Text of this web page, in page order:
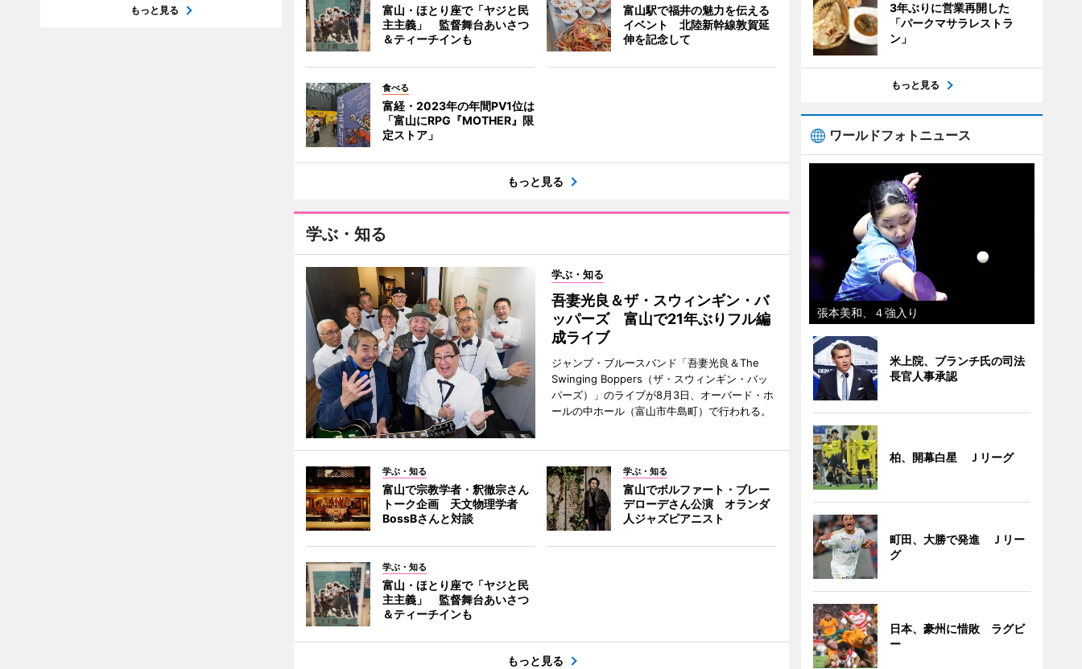
富山・ほとり座で「ヤジと民
主主義」 監督舞台あいさつ
＆ティーチインも
富山駅で福井の魅力を伝える
イベント 北陸新幹線敦賀延
伸を記念して
食べる
富経・2023年の年間PV1位は
「富山にRPG『MOTHER』限
定ストア」
もっと見る
学ぶ・知る
学ぶ・知る
吾妻光良＆ザ・スウィンギン・バ
ッパーズ 富山で21年ぶりフル編
成ライブ
ジャンプ・ブルースバンド「吾妻光良＆The
Swinging Boppers（ザ・スウィンギン・バッ
パーズ）」のライブが8月3日、オーバード・ホ
ールの中ホール（富山市牛島町）で行われる。
学ぶ・知る
富山で宗教学者・釈徹宗さん
トーク企画 天文物理学者
BossBさんと対談
学ぶ・知る
富山でボルファート・ブレー
デローデさん公演 オランダ
人ジャズピアニスト
学ぶ・知る
富山・ほとり座で「ヤジと民
主主義」 監督舞台あいさつ
＆ティーチインも
もっと見る
もっと見る
3年ぶりに営業再開した
「パークマサラレストラ
ン」
もっと見る
ワールドフォトニュース
張本美和、４強入り
米上院、ブランチ氏の司法
長官人事承認
柏、開幕白星 Ｊリーグ
町田、大勝で発進 Ｊリー
グ
日本、豪州に惜敗 ラグビ
ー